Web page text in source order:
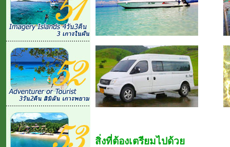
สิ่งที่ต้องเตรียมไปด้วย